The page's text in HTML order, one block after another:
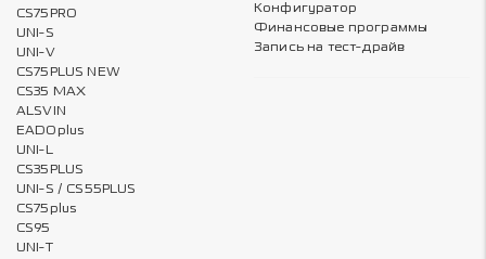
CS75PRO
UNI-S
UNI-V
CS75PLUS NEW
CS35 MAX
ALSVIN
EADOplus
UNI-L
CS35PLUS
UNI-S / CS55PLUS
CS75plus
CS95
UNI-T
Конфигуратор
Финансовые программы
Запись на тест-драйв